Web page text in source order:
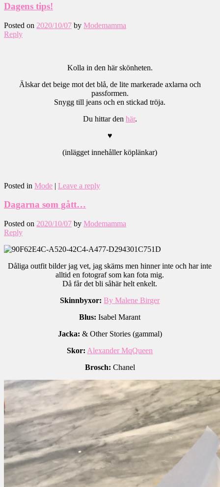
Dagens tips!
Posted on 2020/10/07 by Modemamma
Reply
Kolla in den här skönheten.
Älskar det beige mot det blå, de lite markerade axlarna och
passformen.
Snygg till jeans och en stickad tröja.
Du hittar den här.
♥
(inlägget innehåller köplänkar)
Posted in Mode | Leave a reply
Dagarna som gått…
Posted on 2020/10/07 by Modemamma
Reply
Dåliga outfit bilder jag vet, jag skäms men hinner inte och har inte
alltid en fotograf som kan fota mig.
Då får det bli såhär helt enkelt.
Skinnbyxor: By Malene Birger
Blus: Isabel Marant
Jacka: & Other Stories (gammal)
Skor: Alexander MqQueen
Brosch: Chanel